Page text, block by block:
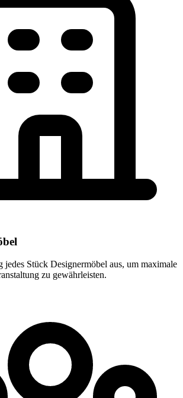
Designermöbel für Ihre
Stühle, Hocker, Sofas, Sessel,
und professionelle Beleuchtung. Service
Stück Designermöbel aus, um maximale
zu gewährleisten.